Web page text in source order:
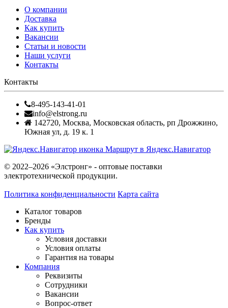
О компании
Доставка
Как купить
Вакансии
Статьи и новости
Наши услуги
Контакты
Контакты
8-495-143-41-01
info@elstrong.ru
142720, Москва, Московская область, рп Дрожжино,
Южная ул, д. 19 к. 1
Маршрут в Яндекс.Навигатор
© 2022–2026 «Элстронг» - оптовые поставки
электротехнической продукции.
Политика конфиденциальности Карта сайта
Каталог товаров
Бренды
Как купить
Условия доставки
Условия оплаты
Гарантия на товары
Компания
Реквизиты
Сотрудники
Вакансии
Вопрос-ответ